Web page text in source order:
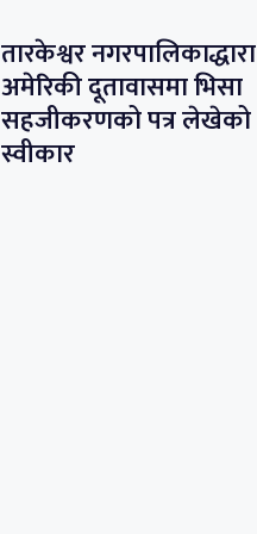
तारकेश्वर नगरपालिकाद्धारा
अमेरिकी दूतावासमा भिसा
सहजीकरणको पत्र लेखेको
स्वीकार